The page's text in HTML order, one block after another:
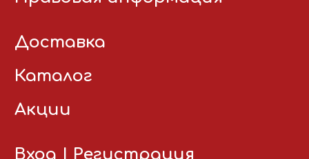
Доставка
Каталог
Акции
Вход Регистрация